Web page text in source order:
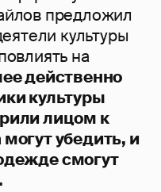
предложил
культуры
на
действенно
культуры
лицом к
убедить, и
смогут